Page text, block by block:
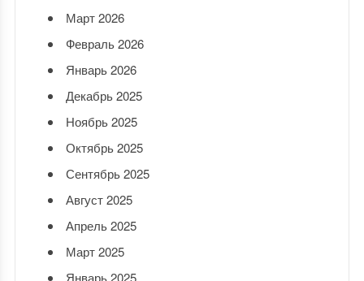
Март 2026
Февраль 2026
Январь 2026
Декабрь 2025
Ноябрь 2025
Октябрь 2025
Сентябрь 2025
Август 2025
Апрель 2025
Март 2025
Январь 2025